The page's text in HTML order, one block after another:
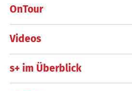
OnTour
Videos
s+ im Überblick